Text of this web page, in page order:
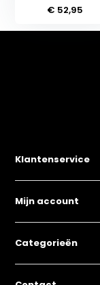
€ 52,95
Klantenservice
Mijn account
Categorieën